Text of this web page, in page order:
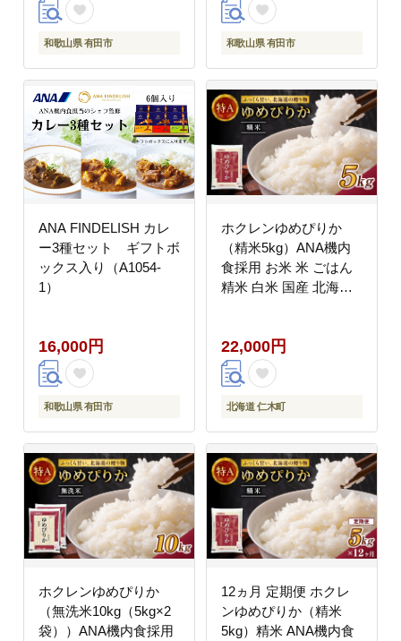
和歌山県 有田市 和歌山県 有田市
ANA FINDELISH カレ
ー3種セット ギフトボ
ックス入り（A1054-
1）
16,000円
和歌山県 有田市
ホクレンゆめぴりか
（精米5kg）ANA機内
食採用 お米 米 ごはん
精米 白米 国産 北海道
22,000円
北海道 仁木町
ホクレンゆめぴりか
（無洗米10kg（5kg×2
袋））ANA機内食採用
12ヵ月 定期便 ホクレ
ンゆめぴりか（精米
5kg）精米 ANA機内食